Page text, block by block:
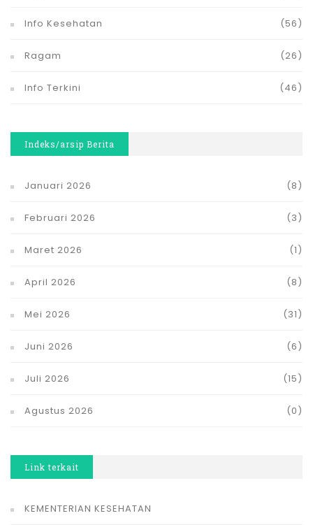
Info Kesehatan (56)
Ragam (26)
Info Terkini (46)
Indeks/arsip Berita
Januari 2026 (8)
Februari 2026 (3)
Maret 2026 (1)
April 2026 (8)
Mei 2026 (31)
Juni 2026 (6)
Juli 2026 (15)
Agustus 2026 (0)
Link terkait
KEMENTERIAN KESEHATAN